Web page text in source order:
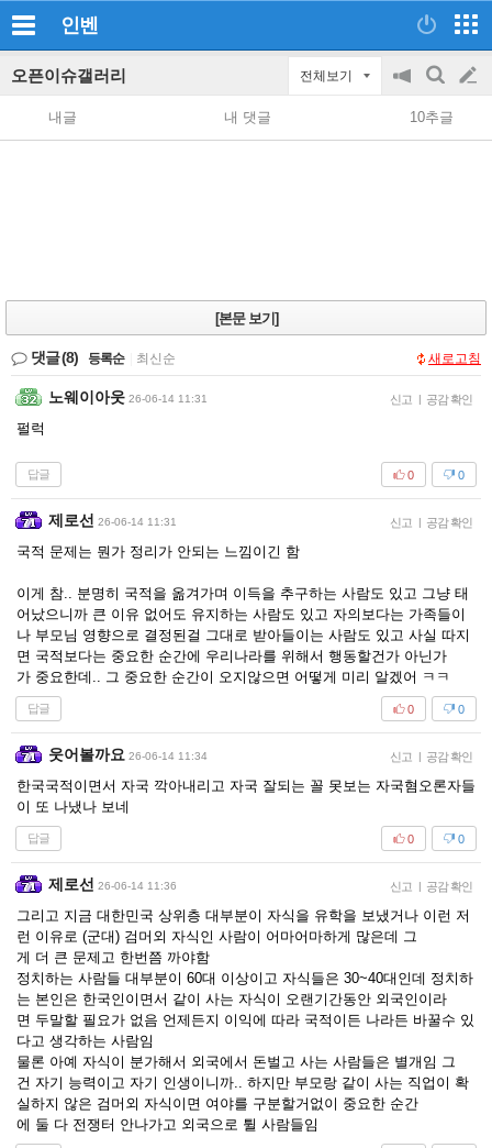
인벤
오픈이슈갤러리 전체보기
공
지
on/off
검
색
글
쓰
내글 내 댓글 10추글
[본문 보기]
댓글(8) 등록순 최신순 새로고침
노웨이아웃 26-06-14 11:31 신고 | 공감 확인
펄럭
답글 0
0
제로선 26-06-14 11:31 신고 | 공감 확인
국적 문제는 뭔가 정리가 안되는 느낌이긴 함
이게 참.. 분명히 국적을 옮겨가며 이득을 추구하는 사람도 있고 그냥 태
어났으니까 큰 이유 없어도 유지하는 사람도 있고 자의보다는 가족들이
나 부모님 영향으로 결정된걸 그대로 받아들이는 사람도 있고 사실 따지
면 국적보다는 중요한 순간에 우리나라를 위해서 행동할건가 아닌가
가 중요한데.. 그 중요한 순간이 오지않으면 어떻게 미리 알겠어 ㅋㅋ
답글 0
0
웃어볼까요 26-06-14 11:34 신고 | 공감 확인
한국국적이면서 자국 깍아내리고 자국 잘되는 꼴 못보는 자국혐오론자들
이 또 나냈나 보네
답글 0
0
제로선 26-06-14 11:36 신고 | 공감 확인
그리고 지금 대한민국 상위층 대부분이 자식을 유학을 보냈거나 이런 저
런 이유로 (군대) 검머외 자식인 사람이 어마어마하게 많은데 그
게 더 큰 문제고 한번쯤 까야함
정치하는 사람들 대부분이 60대 이상이고 자식들은 30~40대인데 정치하
는 본인은 한국인이면서 같이 사는 자식이 오랜기간동안 외국인이라
면 두말할 필요가 없음 언제든지 이익에 따라 국적이든 나라든 바꿀수 있
다고 생각하는 사람임
물론 아예 자식이 분가해서 외국에서 돈벌고 사는 사람들은 별개임 그
건 자기 능력이고 자기 인생이니까.. 하지만 부모랑 같이 사는 직업이 확
실하지 않은 검머외 자식이면 여야를 구분할거없이 중요한 순간
에 둘 다 전쟁터 안나가고 외국으로 튈 사람들임